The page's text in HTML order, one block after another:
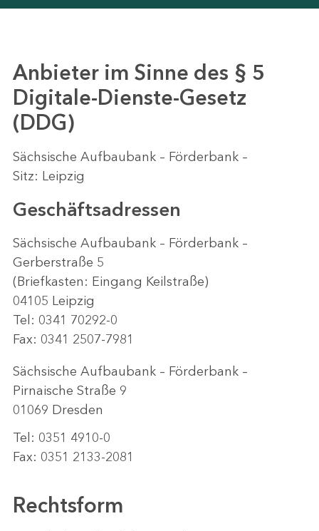
Anbieter im Sinne des § 5
Digitale-Dienste-Gesetz
(DDG)
Sächsische Aufbaubank – Förderbank –
Sitz: Leipzig
Geschäftsadressen
Sächsische Aufbaubank – Förderbank –
Gerberstraße 5
(Briefkasten: Eingang Keilstraße)
04105 Leipzig
Tel: 0341 70292-0
Fax: 0341 2507-7981
Sächsische Aufbaubank – Förderbank –
Pirnaische Straße 9
01069 Dresden
Tel: 0351 4910-0
Fax: 0351 2133-2081
Rechtsform